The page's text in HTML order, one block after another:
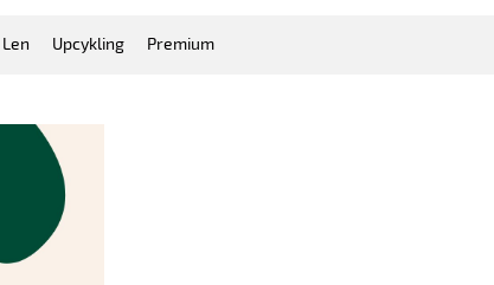
Len Upcykling Premium